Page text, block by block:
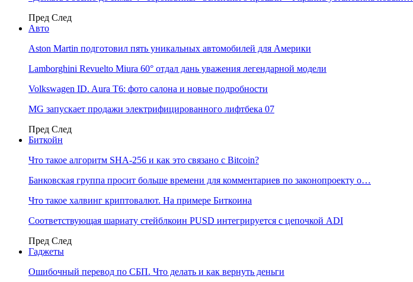
Пред След
Авто
Aston Martin подготовил пять уникальных автомобилей для Америки
Lamborghini Revuelto Miura 60° отдал дань уважения легендарной модели
Volkswagen ID. Aura T6: фото салона и новые подробности
MG запускает продажи электрифицированного лифтбека 07
Пред След
Биткойн
Что такое алгоритм SHA-256 и как это связано с Bitcoin?
Банковская группа просит больше времени для комментариев по законопроекту о…
Что такое халвинг криптовалют. На примере Биткоина
Соответствующая шариату стейблкоин PUSD интегрируется с цепочкой ADI
Пред След
Гаджеты
Ошибочный перевод по СБП. Что делать и как вернуть деньги